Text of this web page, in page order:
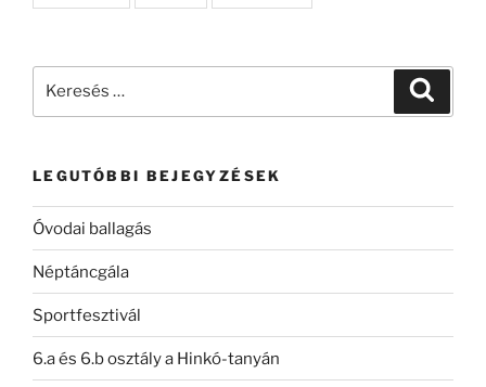
LEGUTÓBBI BEJEGYZÉSEK
Óvodai ballagás
Néptáncgála
Sportfesztivál
6.a és 6.b osztály a Hinkó-tanyán